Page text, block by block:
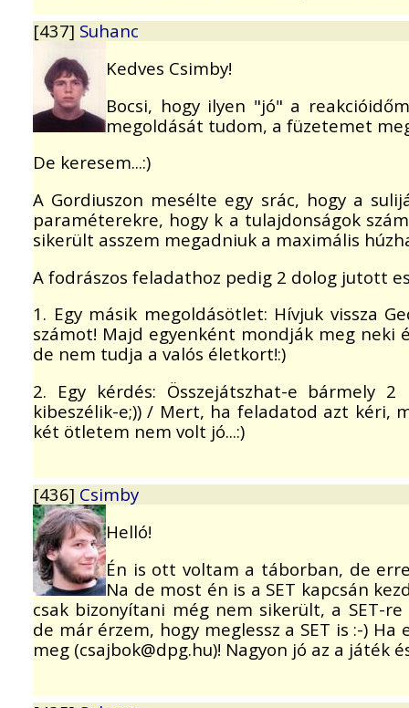
[437] Suhanc
Kedves Csimby!
Bocsi, hogy ilyen "jó" a
megoldását tudom, a füzetemet
De keresem...:)
A Gordiuszon mesélte egy srác, hogy a
paraméterekre, hogy k a tulajdonságok
sikerült asszem megadniuk a maximális
A fodrászos feladathoz pedig 2 dolog jutott
1. Egy másik megoldásötlet: Hívjuk vissza
számot! Majd egyenként mondják meg neki
de nem tudja a valós életkort!:)
2. Egy kérdés: Összejátszhat-e bármely
kibeszélik-e;)) / Mert, ha feladatod azt kéri,
két ötletem nem volt jó...:)
[436] Csimby
Helló!
Én is ott voltam a táborban, de
Na de most én is a SET kapcsán
csak bizonyítani még nem sikerült, a SET-
de már érzem, hogy meglessz a SET is :-)
meg (csajbok@dpg.hu)! Nagyon jó az a játék